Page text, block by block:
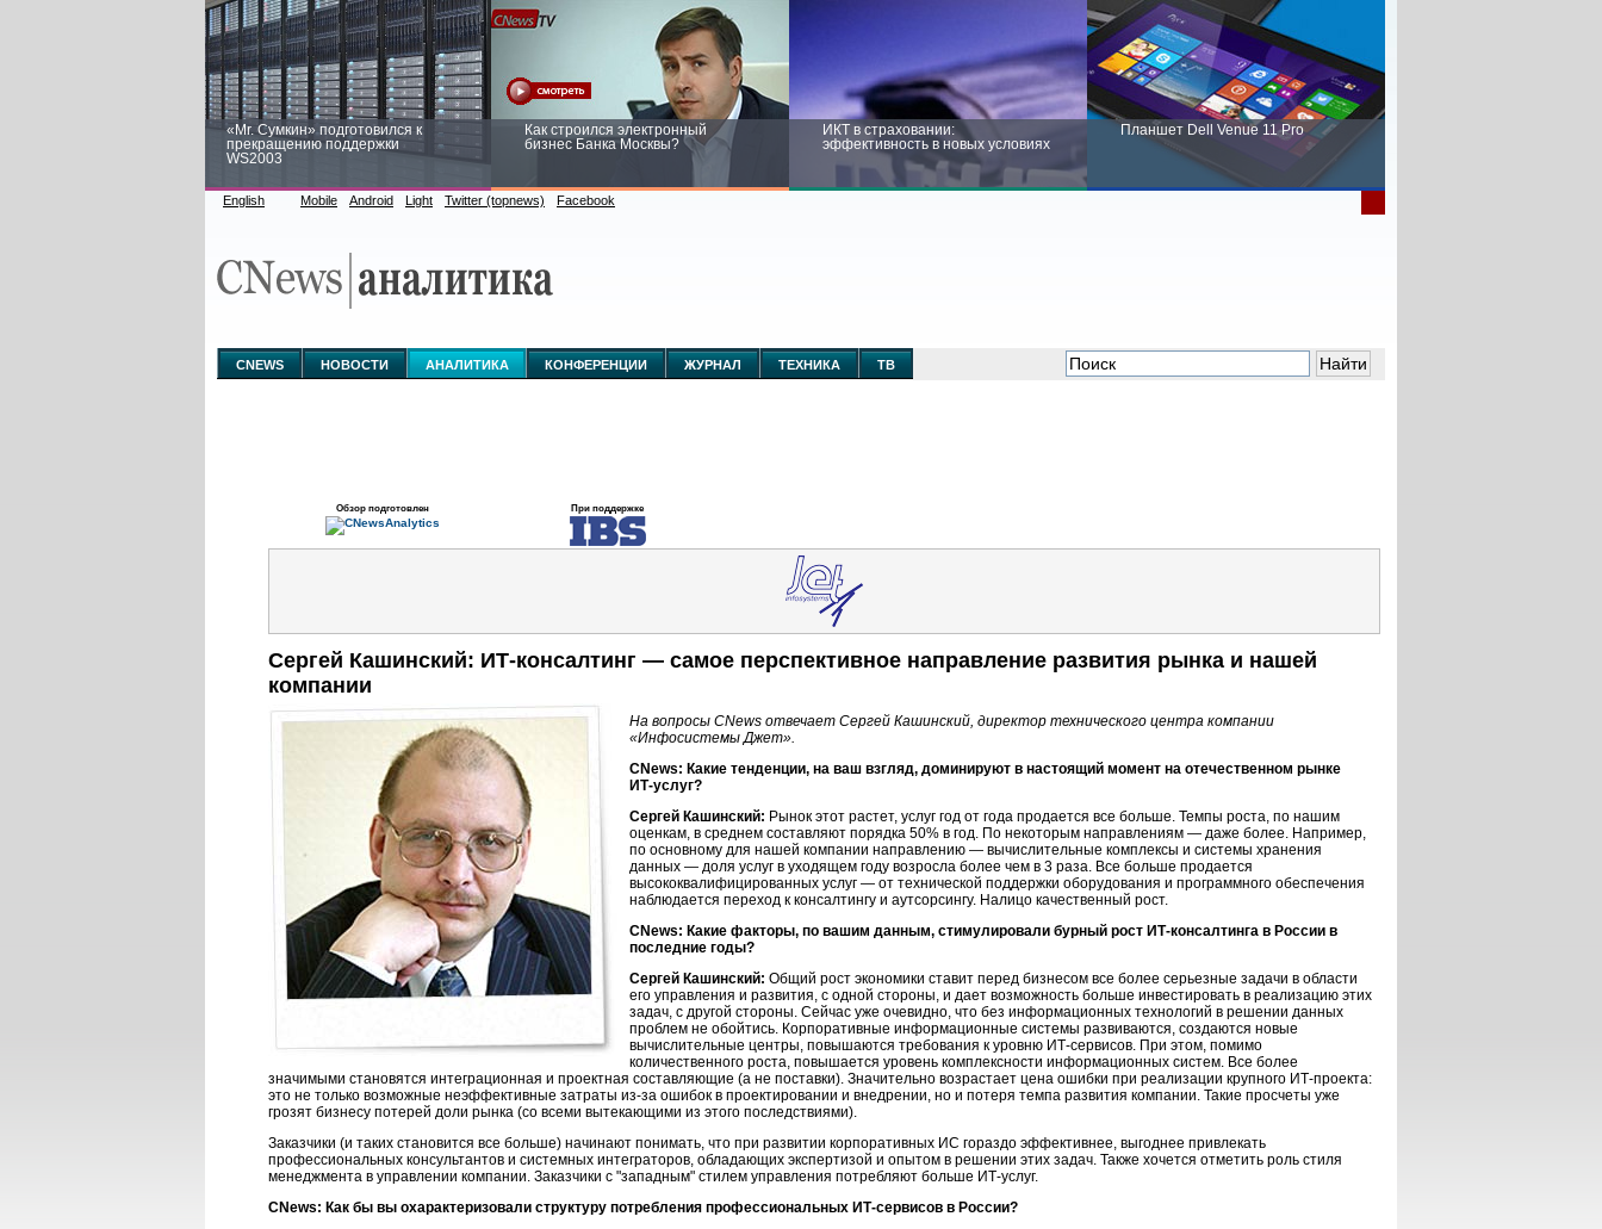
«Mr. Сумкин» подготовился к
прекращению поддержки
WS2003
Как строился электронный
бизнес Банка Москвы?
ИКТ в страховании:
эффективность в новых условиях
Планшет Dell Venue 11 Pro
аналитике
новых условиях
English Mobile Android Light Twitter (topnews) Facebook
CNEWS НОВОСТИ АНАЛИТИКА КОНФЕРЕНЦИИ ЖУРНАЛ ТЕХНИКА ТВ
Обзор подготовлен При поддержке
Сергей Кашинский: ИТ-консалтинг — самое перспективное направление развития рынка и нашей
компании
На вопросы CNews отвечает Сергей Кашинский, директор технического центра компании
«Инфосистемы Джет».
CNews: Какие тенденции, на ваш взгляд, доминируют в настоящий момент на отечественном рынке
ИТ-услуг?
Сергей Кашинский: Рынок этот растет, услуг год от года продается все больше. Темпы роста, по нашим
оценкам, в среднем составляют порядка 50% в год. По некоторым направлениям — даже более. Например,
по основному для нашей компании направлению — вычислительные комплексы и системы хранения
данных — доля услуг в уходящем году возросла более чем в 3 раза. Все больше продается
высококвалифицированных услуг — от технической поддержки оборудования и программного обеспечения
наблюдается переход к консалтингу и аутсорсингу. Налицо качественный рост.
CNews: Какие факторы, по вашим данным, стимулировали бурный рост ИТ-консалтинга в России в
последние годы?
Сергей Кашинский: Общий рост экономики ставит перед бизнесом все более серьезные задачи в области
его управления и развития, с одной стороны, и дает возможность больше инвестировать в реализацию этих
задач, с другой стороны. Сейчас уже очевидно, что без информационных технологий в решении данных
проблем не обойтись. Корпоративные информационные системы развиваются, создаются новые
вычислительные центры, повышаются требования к уровню ИТ-сервисов. При этом, помимо
количественного роста, повышается уровень комплексности информационных систем. Все более
значимыми становятся интеграционная и проектная составляющие (а не поставки). Значительно возрастает цена ошибки при реализации крупного ИТ-проекта:
это не только возможные неэффективные затраты из-за ошибок в проектировании и внедрении, но и потеря темпа развития компании. Такие просчеты уже
грозят бизнесу потерей доли рынка (со всеми вытекающими из этого последствиями).
Заказчики (и таких становится все больше) начинают понимать, что при развитии корпоративных ИС гораздо эффективнее, выгоднее привлекать
профессиональных консультантов и системных интеграторов, обладающих экспертизой и опытом в решении этих задач. Также хочется отметить роль стиля
менеджмента в управлении компании. Заказчики с "западным" стилем управления потребляют больше ИТ-услуг.
CNews: Как бы вы охарактеризовали структуру потребления профессиональных ИТ-сервисов в России?